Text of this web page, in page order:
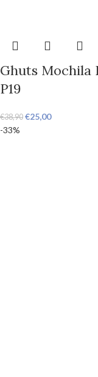
Ghuts Mochila
P19
€38,90 €25,00
-33%